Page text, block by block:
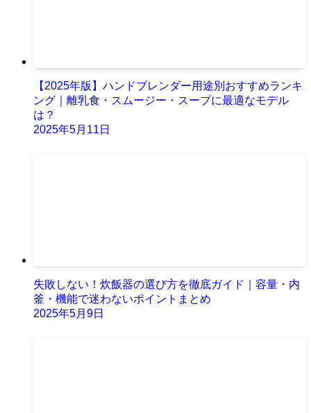
【2025年版】ハンドブレンダー用途別おすすめランキ
ング｜離乳食・スムージー・スープに最適なモデル
は？
2025年5月11日
失敗しない！炊飯器の選び方を徹底ガイド｜容量・内
釜・機能で迷わないポイントまとめ
2025年5月9日